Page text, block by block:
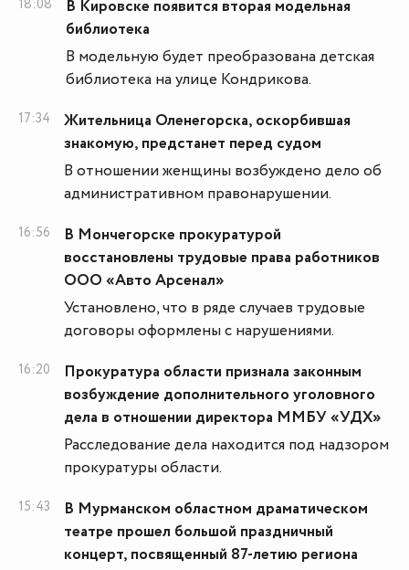
18:08
В Кировске появится вторая модельная
библиотека
В модельную будет преобразована детская
библиотека на улице Кондрикова.
17:34
Жительница Оленегорска, оскорбившая
знакомую, предстанет перед судом
В отношении женщины возбуждено дело об
административном правонарушении.
16:56
В Мончегорске прокуратурой
восстановлены трудовые права работников
ООО «Авто Арсенал»
Установлено, что в ряде случаев трудовые
договоры оформлены с нарушениями.
16:20
Прокуратура области признала законным
возбуждение дополнительного уголовного
дела в отношении директора ММБУ «УДХ»
Расследование дела находится под надзором
прокуратуры области.
15:43
В Мурманском областном драматическом
театре прошел большой праздничный
концерт, посвященный 87-летию региона